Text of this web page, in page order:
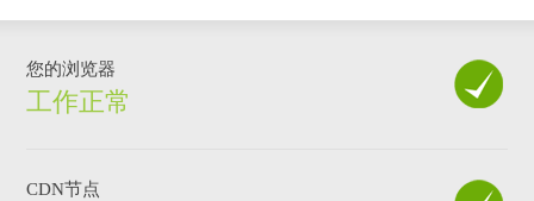
您的浏览器
工作正常
CDN节点